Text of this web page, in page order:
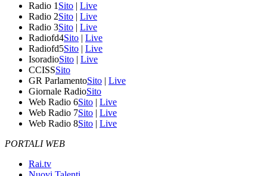
Radio 1 Sito | Live
Radio 2Sito | Live
Radio 3Sito | Live
Radiofd4Sito | Live
Radiofd5Sito | Live
IsoradioSito | Live
CCISSSito
GR ParlamentoSito | Live
Giornale RadioSito
Web Radio 6Sito | Live
Web Radio 7Sito | Live
Web Radio 8Sito | Live
PORTALI WEB
Rai.tv